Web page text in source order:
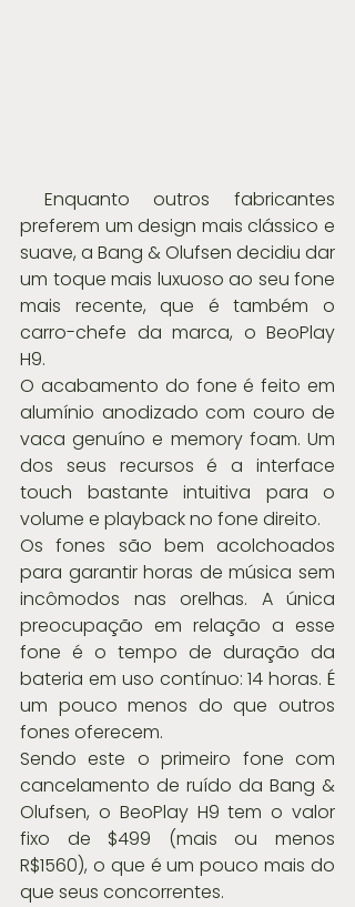
preferem um design mais clássico e
suave, a Bang & Olufsen decidiu dar
um toque mais luxuoso ao seu fone
mais recente, que é também o
carro-chefe da marca, o BeoPlay
H9.
O acabamento do fone é feito em
alumínio anodizado com couro de
vaca genuíno e memory foam. Um
dos seus recursos é a interface
touch bastante intuitiva para o
volume e playback no fone direito.
Os fones são bem acolchoados
para garantir horas de música sem
incômodos nas orelhas. A única
preocupação em relação a esse
fone é o tempo de duração da
bateria em uso contínuo: 14 horas. É
um pouco menos do que outros
fones oferecem.
Sendo este o primeiro fone com
cancelamento de ruído da Bang &
Olufsen, o BeoPlay H9 tem o valor
fixo de $499 (mais ou menos
R$1560), o que é um pouco mais do
que seus concorrentes.